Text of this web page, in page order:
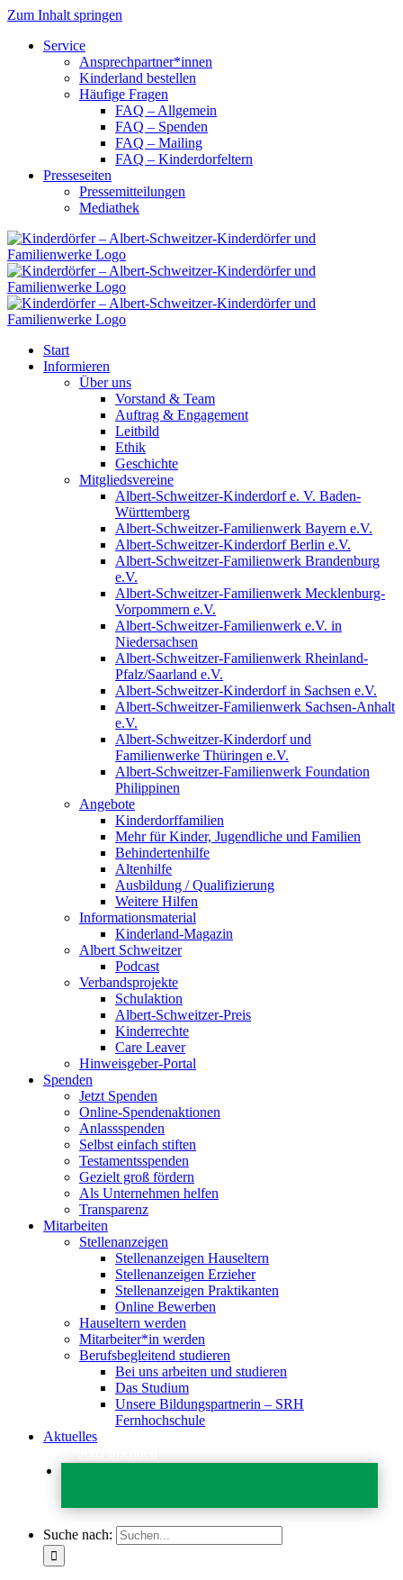
Zum Inhalt springen
Service
Ansprechpartner*innen
Kinderland bestellen
Häufige Fragen
FAQ – Allgemein
FAQ – Spenden
FAQ – Mailing
FAQ – Kinderdorfeltern
Presseseiten
Pressemitteilungen
Mediathek
Start
Informieren
Über uns
Vorstand & Team
Auftrag & Engagement
Leitbild
Ethik
Geschichte
Mitgliedsvereine
Albert-Schweitzer-Kinderdorf e. V. Baden-
Württemberg
Albert-Schweitzer-Familienwerk Bayern e.V.
Albert-Schweitzer-Kinderdorf Berlin e.V.
Albert-Schweitzer-Familienwerk Brandenburg
e.V.
Albert-Schweitzer-Familienwerk Mecklenburg-
Vorpommern e.V.
Albert-Schweitzer-Familienwerk e.V. in
Niedersachsen
Albert-Schweitzer-Familienwerk Rheinland-
Pfalz/Saarland e.V.
Albert-Schweitzer-Kinderdorf in Sachsen e.V.
Albert-Schweitzer-Familienwerk Sachsen-Anhalt
e.V.
Albert-Schweitzer-Kinderdorf und
Familienwerke Thüringen e.V.
Albert-Schweitzer-Familienwerk Foundation
Philippinen
Angebote
Kinderdorffamilien
Mehr für Kinder, Jugendliche und Familien
Behindertenhilfe
Altenhilfe
Ausbildung / Qualifizierung
Weitere Hilfen
Informationsmaterial
Kinderland-Magazin
Albert Schweitzer
Podcast
Verbandsprojekte
Schulaktion
Albert-Schweitzer-Preis
Kinderrechte
Care Leaver
Hinweisgeber-Portal
Spenden
Jetzt Spenden
Online-Spendenaktionen
Anlassspenden
Selbst einfach stiften
Testamentsspenden
Gezielt groß fördern
Als Unternehmen helfen
Transparenz
Mitarbeiten
Stellenanzeigen
Stellenanzeigen Hauseltern
Stellenanzeigen Erzieher
Stellenanzeigen Praktikanten
Online Bewerben
Hauseltern werden
Mitarbeiter*in werden
Berufsbegleitend studieren
Bei uns arbeiten und studieren
Das Studium
Unsere Bildungspartnerin – SRH
Fernhochschule
Aktuelles
Suche nach: